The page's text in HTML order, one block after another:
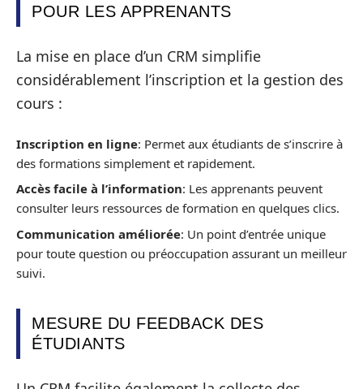
POUR LES APPRENANTS
La mise en place d’un CRM simplifie
considérablement l’inscription et la gestion des
cours :
Inscription en ligne: Permet aux étudiants de s’inscrire à
des formations simplement et rapidement.
Accès facile à l’information: Les apprenants peuvent
consulter leurs ressources de formation en quelques clics.
Communication améliorée: Un point d’entrée unique
pour toute question ou préoccupation assurant un meilleur
suivi.
MESURE DU FEEDBACK DES
ÉTUDIANTS